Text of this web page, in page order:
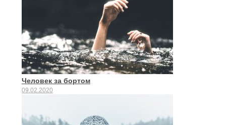
Человек за бортом
09.02.2020